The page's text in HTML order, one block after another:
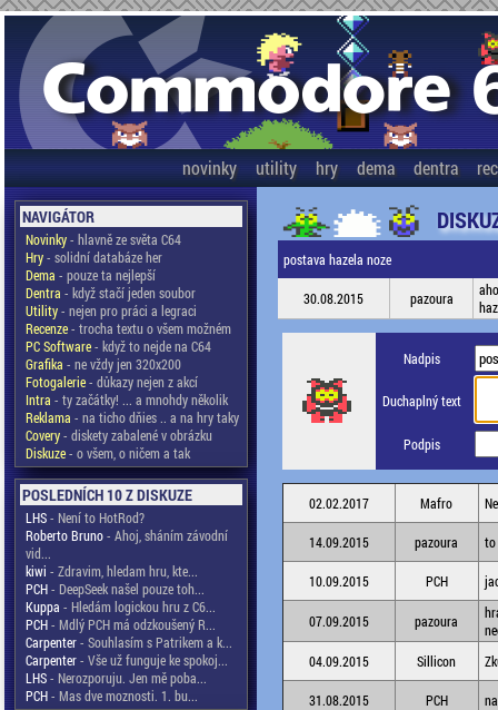
novinky utility hry dema dentra
NAVIGÁTOR
Novinky- hlavně ze světa C64
Hry- solidní databáze her
Dema - pouze ta nejlepší
Dentra - když stačí jeden soubor
Utility- nejen pro práci a legraci
Recenze- trocha textu o všem možném
PC Software- když to nejde na C64
Grafika - ne vždy jen 320x200
Fotogalerie- důkazy nejen z akcí
Intra - ty začátky! ... a mnohdy několik
Reklama - na ticho dňies .. a na hry taky
Covery- diskety zabalené v obrázku
Diskuze- o všem, o ničem a tak
POSLEDNÍCH 10 Z DISKUZE
LHS- Není to HotRod?
Roberto Bruno- Ahoj, sháním závodní
vid...
kiwi - Zdravim, hledam hru, kte...
PCH- DeepSeek našel pouze toh...
Kuppa - Hledám logickou hru z C6...
PCH- Mdlý PCH má odzkoušený R...
Carpenter- Souhlasím s Patrikem a k...
Carpenter- Vše už funguje ke spokoj...
LHS- Nerozporuju. Jen mě poba...
PCH- Mas dve moznosti. 1. bu...
postava hazela noze
30.08.2015 pazoura
Nadpis
Duchaplný text
Podpis
02.02.2017 Mafro
14.09.2015 pazoura to
10.09.2015 PCH
07.09.2015 pazoura
04.09.2015
Sillicon
31.08.2015 PCH